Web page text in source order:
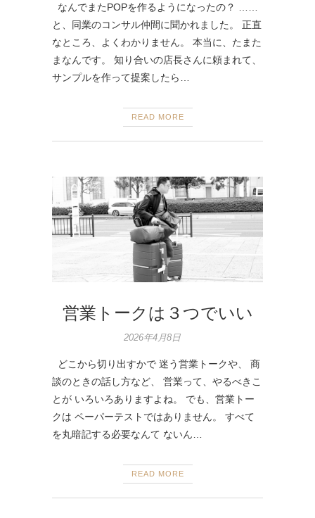
なんでまたPOPを作るようになったの？ ……
と、同業のコンサル仲間に聞かれました。 正直
なところ、よくわかりません。 本当に、たまた
まなんです。 知り合いの店長さんに頼まれて、
サンプルを作って提案したら…
READ MORE
営業トークは３つでいい
2026年4月8日
どこから切り出すかで 迷う営業トークや、 商
談のときの話し方など、 営業って、やるべきこ
とが いろいろありますよね。 でも、営業トー
クは ペーパーテストではありません。 すべて
を丸暗記する必要なんて ないん…
READ MORE